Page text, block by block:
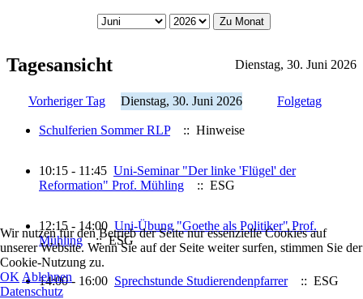
Zu Monat
Tagesansicht Dienstag, 30. Juni 2026
Vorheriger Tag Dienstag, 30. Juni 2026 Folgetag
Schulferien Sommer RLP :: Hinweise
10:15 - 11:45 Uni-Seminar "Der linke 'Flügel' der
Reformation" Prof. Mühling
:: ESG
12:15 - 14:00 Uni-Übung "Goethe als Politiker" Prof.
Mühling :: ESG
14:00 - 16:00 Sprechstunde Studierendenpfarrer :: ESG
Wir nutzen für den Betrieb der Seite nur essenzielle Cookies auf
unserer Website. Wenn Sie auf der Seite weiter surfen, stimmen Sie der
Cookie-Nutzung zu.
OK Ablehnen
Datenschutz